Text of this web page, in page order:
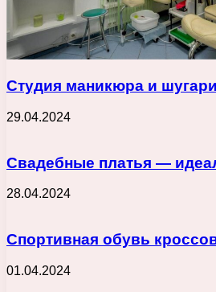
Студия маникюра и
29.04.2024
Свадебные платья —
28.04.2024
Спортивная обувь
01.04.2024